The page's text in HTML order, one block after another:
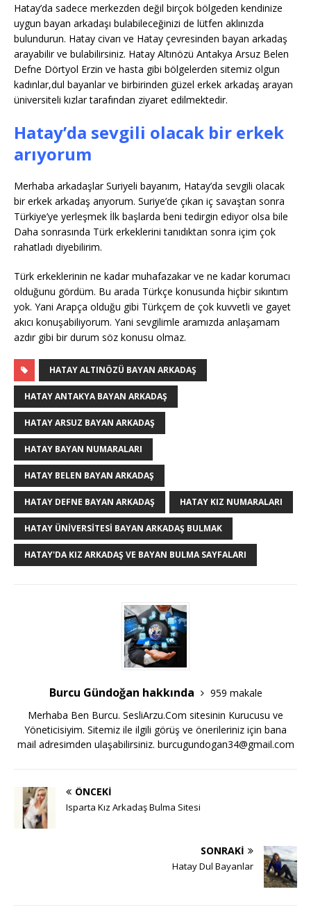
Hatay’da sadece merkezden değil birçok bölgeden kendinize
uygun bayan arkadaşı bulabileceğinizi de lütfen aklınızda
bulundurun. Hatay civarı ve Hatay çevresinden bayan arkadaş
arayabilir ve bulabilirsiniz. Hatay Altınözü Antakya Arsuz Belen
Defne Dörtyol Erzin ve hasta gibi bölgelerden sitemiz olgun
kadınlar,dul bayanlar ve birbirinden güzel erkek arkadaş arayan
üniversiteli kızlar tarafından ziyaret edilmektedir.
Hatay’da sevgili olacak bir erkek
arıyorum
Merhaba arkadaşlar Suriyeli bayanım, Hatay’da sevgili olacak
bir erkek arkadaş arıyorum. Suriye’de çıkan iç savaştan sonra
Türkiye’ye yerleşmek İlk başlarda beni tedirgin ediyor olsa bile
Daha sonrasında Türk erkeklerini tanıdıktan sonra içim çok
rahatladı diyebilirim.
Türk erkeklerinin ne kadar muhafazakar ve ne kadar korumacı
olduğunu gördüm. Bu arada Türkçe konusunda hiçbir sıkıntım
yok. Yani Arapça olduğu gibi Türkçem de çok kuvvetli ve gayet
akıcı konuşabiliyorum. Yani sevgilimle aramızda anlaşamam
azdır gibi bir durum söz konusu olmaz.
HATAY ALTINÖZÜ BAYAN ARKADAŞ
HATAY ANTAKYA BAYAN ARKADAŞ
HATAY ARSUZ BAYAN ARKADAŞ
HATAY BAYAN NUMARALARI
HATAY BELEN BAYAN ARKADAŞ
HATAY DEFNE BAYAN ARKADAŞ HATAY KIZ NUMARALARI
HATAY ÜNIVERSITESI BAYAN ARKADAŞ BULMAK
HATAY'DA KIZ ARKADAŞ VE BAYAN BULMA SAYFALARI
Burcu Gündoğan hakkında
959 makale
Merhaba Ben Burcu. SesliArzu.Com sitesinin Kurucusu ve
Yöneticisiyim. Sitemiz ile ilgili görüş ve önerileriniz için bana
mail adresimden ulaşabilirsiniz. burcugundogan34@gmail.com
ÖNCEKI
Isparta Kız Arkadaş Bulma Sitesi
SONRAKI
Hatay Dul Bayanlar